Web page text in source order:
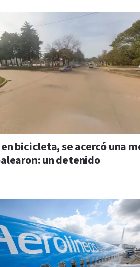
bicicleta, se acercó una
un detenido